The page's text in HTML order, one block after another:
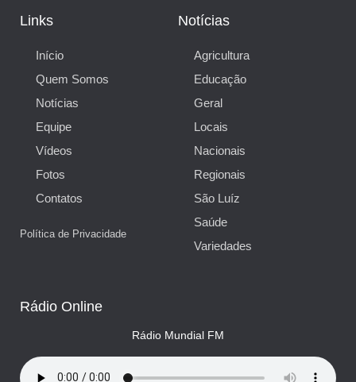
Links
Início
Quem Somos
Notícias
Equipe
Vídeos
Fotos
Contatos
Política de Privacidade
Notícias
Agricultura
Educação
Geral
Locais
Nacionais
Regionais
São Luíz
Saúde
Variedades
Rádio Online
Rádio Mundial FM